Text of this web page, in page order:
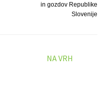
in gozdov Republike
Slovenije
NA VRH